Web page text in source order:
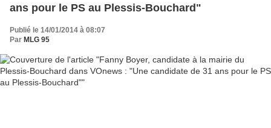
ans pour le PS au Plessis-Bouchard"
Publié le 14/01/2014 à 08:07
Par MLG 95